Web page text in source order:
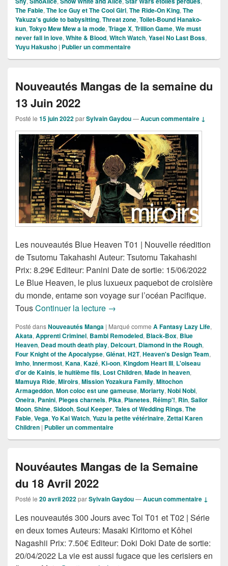
The Fable, The Ice Guy et The Cool Girl, The Ride-On King, The
Yakuza's guide to babysitting, Threat zone, Toilet-Bound Hanako-
kun, Tokyo Mew Mew a la mode, Triage X, Trillion Game, We must
never fall in love, White & Blood, Witch Watch, Yasei No Last Boss,
Yuyu Hakusho | Publier un commentaire
Nouveautés Mangas de la semaine du
13 Juin 2022
Posté le 15 juin 2022parSylvain Gaydou—Aucun commentaire ↓
Les nouveautés Blue Heaven T01 | Nouvelle réedition
de Tsutomu Takahashi Auteur: Tsutomu Takahashi
Prix: 8.29€ Editeur: Panini Date de sortie: 15/06/2022
Le Blue Heaven, le plus luxueux paquebot de croisière
du monde, entame son voyage sur l’océan Pacifique.
TousContinuer la lecture Nouveautés Mangas de la
→
Posté dansNouveautés Manga | Marqué comme A Fantasy Lazy Life,
Akata, Apprenti Criminel, Bambi Remodeled, Black-Box, Blue
Heaven, Dead mouth death play, Delcourt, Diamond in the Rough,
Four Knight of the Apocalypse, Glénat, H2T, Heaven's Design Team,
Imho, Innermost, Kana, Kazé, Ki-oon, Kingdom Heart III, L'oiseau
d'or de Kainis, le huitième fils, Lost Children, Made in heaven,
Mamuya Ride, Miroirs, Mission Yozakura Family, Mitochon
Armageddon, Mon coloc est une gameuse, Moriarty, Nobi Nobi,
Oneira, Panini, Pieges charnels, Pika, Planetes, Réimp'!, Rin, Sailor
Moon, Shine, Sidooh, Soul Keeper, Tales of Wedding Rings, The
Fable, Vega, Yo Kai Watch, Yuzu la petite vétérinaire, Zettai Karen
Children | Publier un commentaire
Nouvéautes Mangas de la Semaine
du 18 Avril 2022
Posté le 20 avril 2022parSylvain Gaydou—Aucun commentaire ↓
Les nouveautés 300 Jours avec Toi T01 et T02 | Série
en deux tomes Auteurs: Masaki Kiritomo et Kôhei
Nagashii Prix: 7.50€ Editeur: Doki Doki Date de sortie:
20/04/2022 La vie est aussi fugace que les cerisiers en